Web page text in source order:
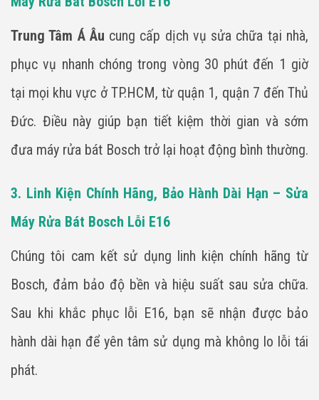
Trung Tâm Á Âu cung cấp dịch vụ sửa chữa tại nhà,
phục vụ nhanh chóng trong vòng 30 phút đến 1 giờ
tại mọi khu vực ở TP.HCM, từ quận 1, quận 7 đến Thủ
Đức. Điều này giúp bạn tiết kiệm thời gian và sớm
đưa máy rửa bát Bosch trở lại hoạt động bình thường.
3. Linh Kiện Chính Hãng, Bảo Hành Dài Hạn – Sửa
Máy Rửa Bát Bosch Lỗi E16
Chúng tôi cam kết sử dụng linh kiện chính hãng từ
Bosch, đảm bảo độ bền và hiệu suất sau sửa chữa.
Sau khi khắc phục lỗi E16, bạn sẽ nhận được bảo
hành dài hạn để yên tâm sử dụng mà không lo lỗi tái
phát.